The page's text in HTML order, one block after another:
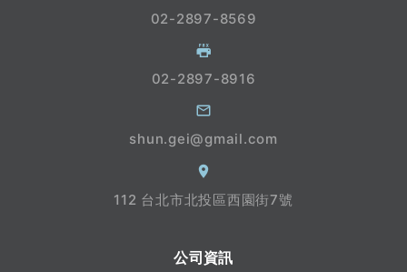
02-2897-8569
02-2897-8916
shun.gei@gmail.com
112 台北市北投區西園街7號
公司資訊